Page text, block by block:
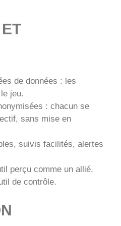
de données : les
jeu.
: chacun se
sans mise en
suivis facilités, alertes
perçu comme un allié,
de contrôle.